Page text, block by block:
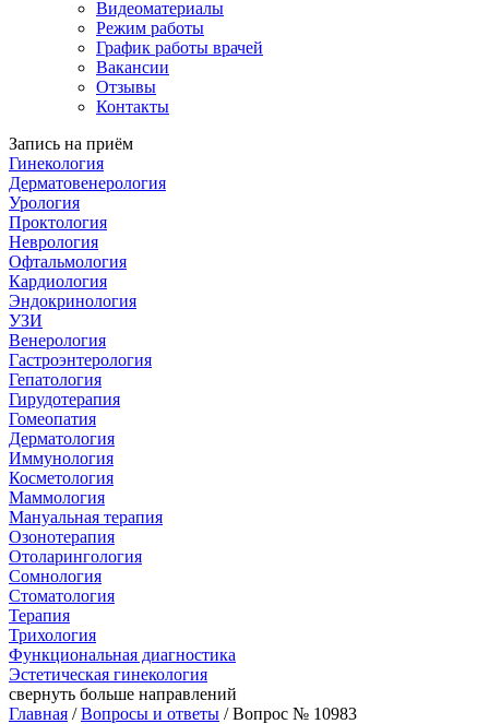
Видеоматериалы
Режим работы
График работы врачей
Вакансии
Отзывы
Контакты
Запись на приём
Гинекология
Дерматовенерология
Урология
Проктология
Неврология
Офтальмология
Кардиология
Эндокринология
УЗИ
Венерология
Гастроэнтерология
Гепатология
Гирудотерапия
Гомеопатия
Дерматология
Иммунология
Косметология
Маммология
Мануальная терапия
Озонотерапия
Отоларингология
Сомнология
Стоматология
Терапия
Трихология
Функциональная диагностика
Эстетическая гинекология
свернуть больше направлений
Главная /Вопросы и ответы / Вопрос № 10983